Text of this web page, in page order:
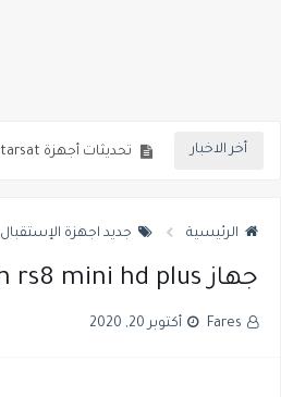
أخر الاخبار تحديثات أجهزة starsat يوم 17-12-2020
الرئيسية جديد اجهزة الإستقبال
جهاز gn rs8 mini hd plus
Fares أكتوبر 20, 2020